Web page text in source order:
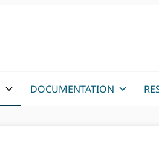
DOCUMENTATION